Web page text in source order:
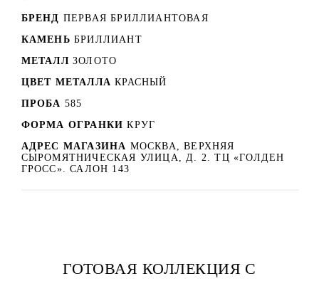
БРЕНД ПЕРВАЯ БРИЛЛИАНТОВАЯ
КАМЕНЬ БРИЛЛИАНТ
МЕТАЛЛ ЗОЛОТО
ЦВЕТ МЕТАЛЛА КРАСНЫЙ
ПРОБА 585
ФОРМА ОГРАНКИ КРУГ
АДРЕС МАГАЗИНА МОСКВА, ВЕРХНЯЯ
СЫРОМЯТНИЧЕСКАЯ УЛИЦА, Д. 2. ТЦ «ГОЛДЕН
ГРОСС». САЛОН 143
ГОТОВАЯ КОЛЛЕКЦИЯ С